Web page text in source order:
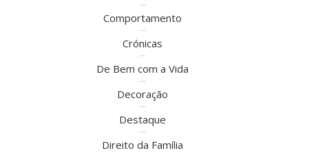
Comportamento
Crónicas
De Bem com a Vida
Decoração
Destaque
Direito da Família